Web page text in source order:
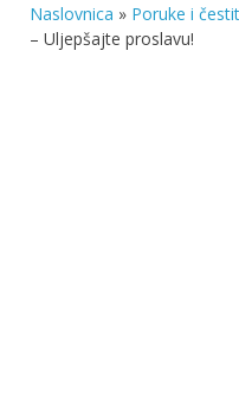
Naslovnica » Poruke i
– Uljepšajte proslavu!